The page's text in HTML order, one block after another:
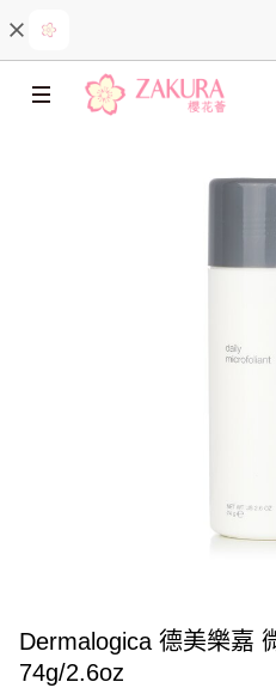
Dermalogica 德美樂嘉
74g/2.6oz